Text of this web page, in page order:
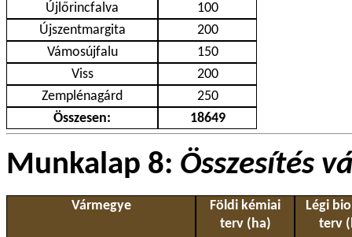
Újlőrincfalva
100
Újszentmargita
200
Vámosújfalu
150
Viss
200
Zemplénagárd
250
Összesen:
18649
Munkalap 8: Összesítés
Vármegye
Földi kémiai
terv (ha)
Légi
terv